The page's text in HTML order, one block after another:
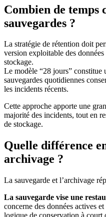
Combien de temps
sauvegardes ?
La stratégie de rétention doit
version exploitable des
stockage.
Le modèle “28 jours” constitue
sauvegardes quotidiennes
les incidents récents.
Cette approche apporte une
majorité des incidents, tout en
de stockage.
Quelle différence
archivage ?
La sauvegarde et l’archivage
La sauvegarde vise une
concerne des données actives